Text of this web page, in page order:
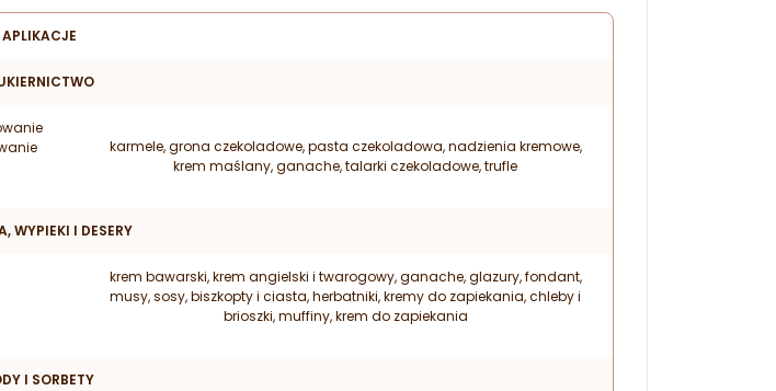
APLIKACJE
karmele, grona czekoladowe, pasta czekoladowa, nadzienia kremowe,
krem maślany, ganache, talarki czekoladowe, trufle
WYPIEKI I DESERY
krem bawarski, krem angielski i twarogowy, ganache, glazury, fondant,
musy, sosy, biszkopty i ciasta, herbatniki, kremy do zapiekania, chleby i
brioszki, muffiny, krem do zapiekania
I SORBETY